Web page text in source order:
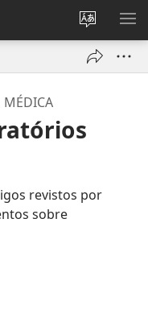
Alterar
a
língua
MÉDICA
revistos por
sobre